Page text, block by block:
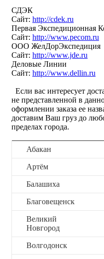
СДЭК
Сайт: http://cdek.ru
Первая Экспедиционная
Сайт: http://www.pecom.ru
ООО ЖелДорЭкспедиция
Сайт: http://www.jde.ru
Деловые Линии
Сайт: http://www.dellin.ru
Если вас интересует
не представленной в
оформлении заказа ее
доставим Ваш груз до
пределах города.
Абакан
Артём
Балашиха
Благовещенск
Великий
Новгород
Волгодонск